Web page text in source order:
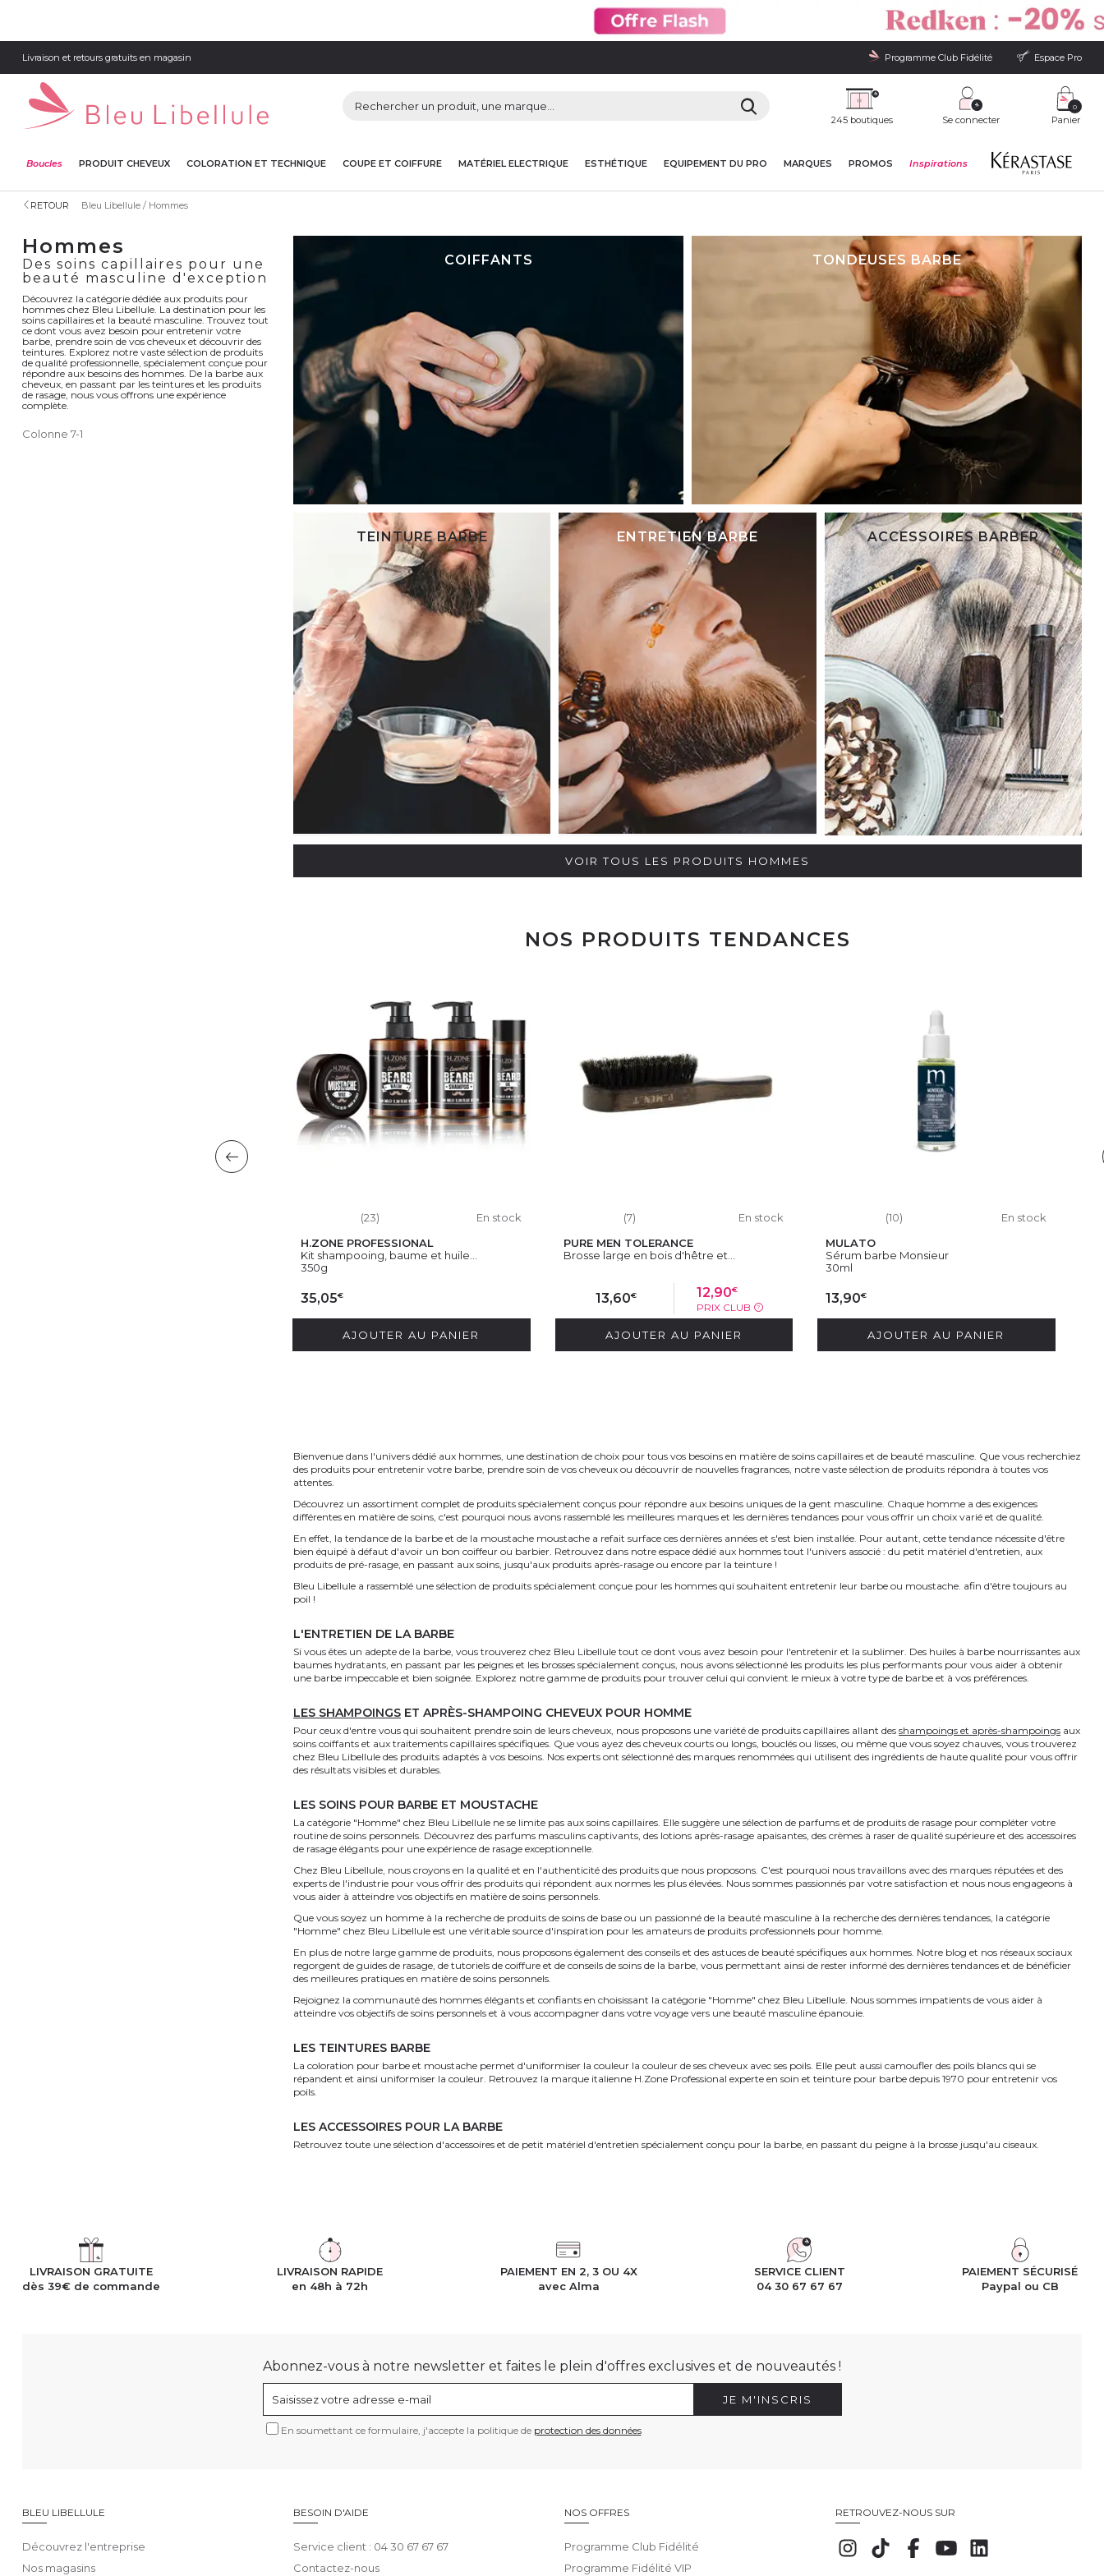
Livraison et retours gratuits en magasin Programme Club Fidélité Espace Pro
245 boutiques Se connecter Panier
0
Boucles PRODUIT CHEVEUX COLORATION ET TECHNIQUE COUPE ET COIFFURE MATÉRIEL ELECTRIQUE ESTHÉTIQUE EQUIPEMENT DU PRO MARQUES PROMOS Inspirations
RETOUR Bleu Libellule Hommes
Hommes
Des soins capillaires pour une
beauté masculine d'exception
Découvrez la catégorie dédiée aux produits pour
hommes chez Bleu Libellule. La destination pour les
soins capillaires et la beauté masculine. Trouvez tout
ce dont vous avez besoin pour entretenir votre
barbe, prendre soin de vos cheveux et découvrir des
teintures. Explorez notre vaste sélection de produits
de qualité professionnelle, spécialement conçue pour
répondre aux besoins des hommes. De la barbe aux
cheveux, en passant par les teintures et les produits
de rasage, nous vous offrons une expérience
complète.
Colonne 7-1
COIFFANTS TONDEUSES BARBE
TEINTURE BARBE ENTRETIEN BARBE ACCESSOIRES BARBER
VOIR TOUS LES PRODUITS HOMMES
NOS PRODUITS TENDANCES
(23)
En stock
H.ZONE PROFESSIONAL
Kit shampooing, baume et huile...
350g
35,05€
AJOUTER AU PANIER
(7)
En stock
PURE MEN TOLERANCE
Brosse large en bois d'hêtre et...
13,60€ 12,90€
PRIX CLUB ?
AJOUTER AU PANIER
(10)
En stock
MULATO
Sérum barbe Monsieur
30ml
13,90€
AJOUTER AU PANIER
Bienvenue dans l'univers dédié aux hommes, une destination de choix pour tous vos besoins en matière de soins capillaires et de beauté masculine. Que vous recherchiez
des produits pour entretenir votre barbe, prendre soin de vos cheveux ou découvrir de nouvelles fragrances, notre vaste sélection de produits répondra à toutes vos
attentes.
Découvrez un assortiment complet de produits spécialement conçus pour répondre aux besoins uniques de la gent masculine. Chaque homme a des exigences
différentes en matière de soins, c'est pourquoi nous avons rassemblé les meilleures marques et les dernières tendances pour vous offrir un choix varié et de qualité.
En effet, la tendance de la barbe et de la moustache moustache a refait surface ces dernières années et s'est bien installée. Pour autant, cette tendance nécessite d'être
bien équipé à défaut d'avoir un bon coiffeur ou barbier. Retrouvez dans notre espace dédié aux hommes tout l'univers associé : du petit matériel d'entretien, aux
produits de pré-rasage, en passant aux soins, jusqu'aux produits après-rasage ou encore par la teinture !
Bleu Libellule a rassemblé une sélection de produits spécialement conçue pour les hommes qui souhaitent entretenir leur barbe ou moustache. afin d'être toujours au
poil !
L'ENTRETIEN DE LA BARBE
Si vous êtes un adepte de la barbe, vous trouverez chez Bleu Libellule tout ce dont vous avez besoin pour l'entretenir et la sublimer. Des huiles à barbe nourrissantes aux
baumes hydratants, en passant par les peignes et les brosses spécialement conçus, nous avons sélectionné les produits les plus performants pour vous aider à obtenir
une barbe impeccable et bien soignée. Explorez notre gamme de produits pour trouver celui qui convient le mieux à votre type de barbe et à vos préférences.
LES SHAMPOINGS ET APRÈS-SHAMPOING CHEVEUX POUR HOMME
Pour ceux d'entre vous qui souhaitent prendre soin de leurs cheveux, nous proposons une variété de produits capillaires allant des shampoings et après-shampoings aux
soins coiffants et aux traitements capillaires spécifiques. Que vous ayez des cheveux courts ou longs, bouclés ou lisses, ou même que vous soyez chauves, vous trouverez
chez Bleu Libellule des produits adaptés à vos besoins. Nos experts ont sélectionné des marques renommées qui utilisent des ingrédients de haute qualité pour vous offrir
des résultats visibles et durables.
LES SOINS POUR BARBE ET MOUSTACHE
La catégorie "Homme" chez Bleu Libellule ne se limite pas aux soins capillaires. Elle suggère une sélection de parfums et de produits de rasage pour compléter votre
routine de soins personnels. Découvrez des parfums masculins captivants, des lotions après-rasage apaisantes, des crèmes à raser de qualité supérieure et des accessoires
de rasage élégants pour une expérience de rasage exceptionnelle.
Chez Bleu Libellule, nous croyons en la qualité et en l'authenticité des produits que nous proposons. C'est pourquoi nous travaillons avec des marques réputées et des
experts de l'industrie pour vous offrir des produits qui répondent aux normes les plus élevées. Nous sommes passionnés par votre satisfaction et nous nous engageons à
vous aider à atteindre vos objectifs en matière de soins personnels.
Que vous soyez un homme à la recherche de produits de soins de base ou un passionné de la beauté masculine à la recherche des dernières tendances, la catégorie
"Homme" chez Bleu Libellule est une véritable source d'inspiration pour les amateurs de produits professionnels pour homme.
En plus de notre large gamme de produits, nous proposons également des conseils et des astuces de beauté spécifiques aux hommes. Notre blog et nos réseaux sociaux
regorgent de guides de rasage, de tutoriels de coiffure et de conseils de soins de la barbe, vous permettant ainsi de rester informé des dernières tendances et de bénéficier
des meilleures pratiques en matière de soins personnels.
Rejoignez la communauté des hommes élégants et confiants en choisissant la catégorie "Homme" chez Bleu Libellule. Nous sommes impatients de vous aider à
atteindre vos objectifs de soins personnels et à vous accompagner dans votre voyage vers une beauté masculine épanouie.
LES TEINTURES BARBE
La coloration pour barbe et moustache permet d'uniformiser la couleur la couleur de ses cheveux avec ses poils. Elle peut aussi camoufler des poils blancs qui se
répandent et ainsi uniformiser la couleur. Retrouvez la marque italienne H.Zone Professional experte en soin et teinture pour barbe depuis 1970 pour entretenir vos
poils.
LES ACCESSOIRES POUR LA BARBE
Retrouvez toute une sélection d'accessoires et de petit matériel d'entretien spécialement conçu pour la barbe, en passant du peigne à la brosse jusqu'au ciseaux.
LIVRAISON GRATUITE
dès 39€ de commande
LIVRAISON RAPIDE
en 48h à 72h
PAIEMENT EN 2, 3 OU 4X
avec Alma
SERVICE CLIENT
04 30 67 67 67
PAIEMENT SÉCURISÉ
Paypal ou CB
Abonnez-vous à notre newsletter et faites le plein d'offres exclusives et de nouveautés !
JE M'INSCRIS
En soumettant ce formulaire, j'accepte la politique de protection des données
BLEU LIBELLULE
Découvrez l'entreprise
Nos magasins
BESOIN D'AIDE
Service client : 04 30 67 67 67
Contactez-nous
NOS OFFRES
Programme Club Fidélité
Programme Fidélité VIP
RETROUVEZ-NOUS SUR